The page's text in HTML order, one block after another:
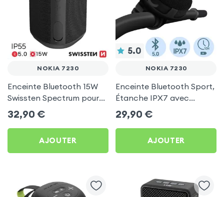
NOKIA 7230
Enceinte Bluetooth 15W
Swissten Spectrum pour
Nokia 7230
32,90 €
AJOUTER
5.0
NOKIA 7230
Enceinte Bluetooth Sport,
Étanche IPX7 avec
Support pour vélo - Noir
pour Nokia 7230
29,90 €
AJOUTER